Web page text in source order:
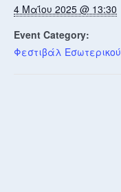
4 Μαΐου 2025 @ 13:30
Event Category:
Φεστιβάλ Εσωτερικού